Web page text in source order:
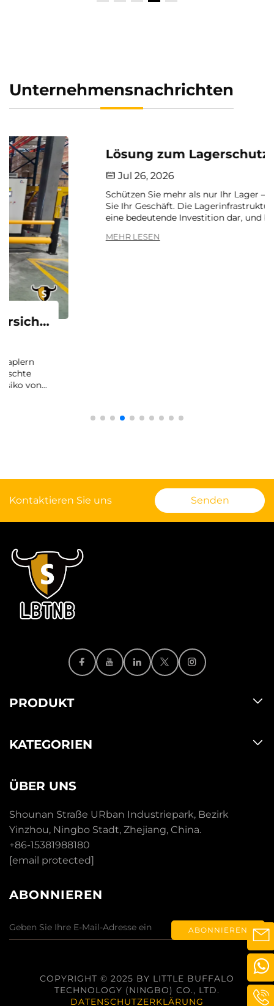
Unternehmensnachrichten
Lösung zum Lagerschutz
Schützen Sie mehr als nur Ihr Lager – schützen
eine bedeutende Investition dar, und bereits
Stützpfeilern bis hin zu Ladebuchten und
Kontaktieren Sie uns Senden
PRODUKT
KATEGORIEN
ÜBER UNS
Shounan Straße URban Industriepark, Bezirk
Yinzhou, Ningbo Stadt, Zhejiang, China.
+86-15381988180
[email protected]
ABONNIEREN
ABONNIEREN
COPYRIGHT © 2025 BY LITTLE BUFFALO
TECHNOLOGY (NINGBO) CO., LTD.
DATENSCHUTZERKLÄRUNG